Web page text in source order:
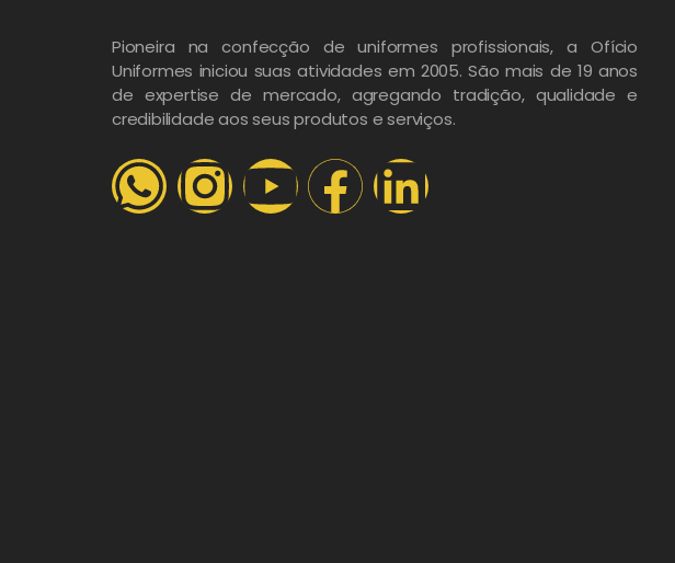
Pioneira na confecção de uniformes profissionais, a Ofício
Uniformes iniciou suas atividades em 2005. São mais de 19 anos
de expertise de mercado, agregando tradição, qualidade e
credibilidade aos seus produtos e serviços.